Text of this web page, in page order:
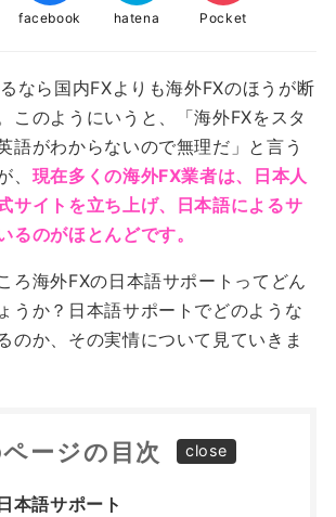
facebook hatena Pocket
なら国内FXよりも海外FXのほうが断
このようにいうと、「海外FXをスタ
語がわからないので無理だ」と言う
、 現在多くの海外FX業者は、日本人
サイトを立ち上げ、日本語によるサ
るのがほとんどです。
ろ海外FXの日本語サポートってどん
うか？日本語サポートでどのような
のか、その実情について見ていきま
ージの目次
本語サポート